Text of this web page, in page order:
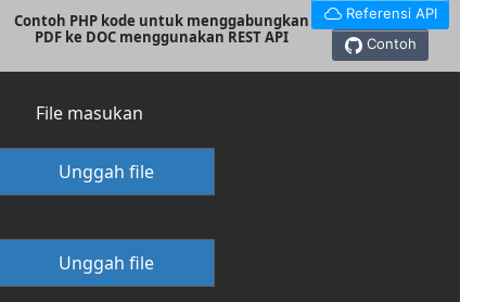
Contoh PHP kode untuk menggabungkan
PDF ke DOC menggunakan REST API
Referensi API
Contoh
File masukan
Unggah file
Unggah file